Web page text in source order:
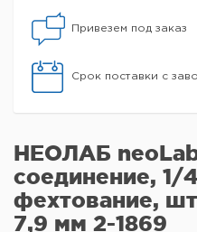
Привезем под заказ
Срок поставки с
НЕОЛАБ
соединение,
фехтование,
7,9 мм 2-1869